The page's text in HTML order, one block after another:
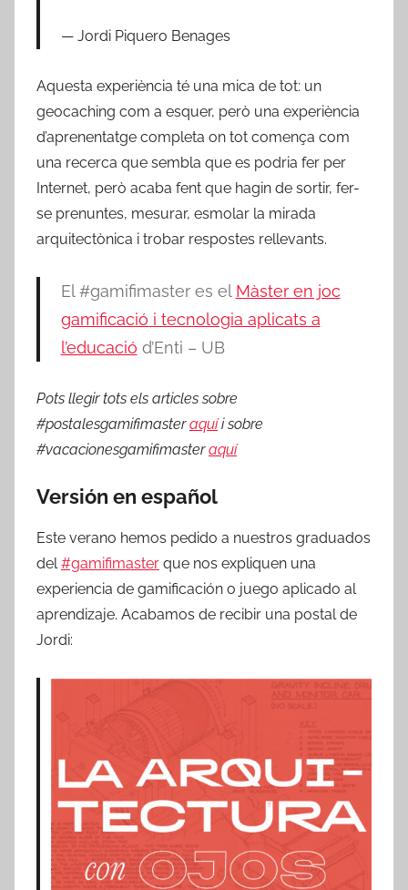
Jordi Piquero Benages
Aquesta experiència té una mica de tot: un
geocaching com a esquer, però una experiència
d’aprenentatge completa on tot comença com
una recerca que sembla que es podria fer per
Internet, però acaba fent que hagin de sortir, fer-
se prenuntes, mesurar, esmolar la mirada
arquitectònica i trobar respostes rellevants.
El #gamifimaster es el Màster en joc
gamificació i tecnologia aplicats a
l’educació d’Enti – UB
Pots llegir tots els articles sobre
#postalesgamifimasteraquíi sobre
#vacacionesgamifimasteraquí
Versión en español
Este verano hemos pedido a nuestros graduados
del#gamifimaster que nos expliquen una
experiencia de gamificación o juego aplicado al
aprendizaje. Acabamos de recibir una postal de
Jordi: